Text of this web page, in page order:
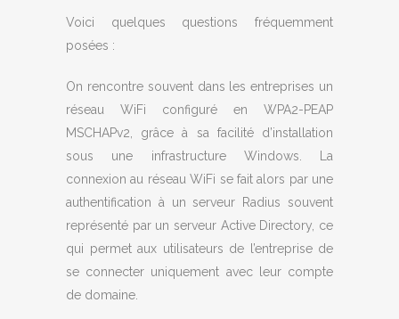
Voici quelques questions fréquemment
posées :
On rencontre souvent dans les entreprises un
réseau WiFi configuré en WPA2-PEAP
MSCHAPv2, grâce à sa facilité d’installation
sous une infrastructure Windows. La
connexion au réseau WiFi se fait alors par une
authentification à un serveur Radius souvent
représenté par un serveur Active Directory, ce
qui permet aux utilisateurs de l’entreprise de
se connecter uniquement avec leur compte
de domaine.